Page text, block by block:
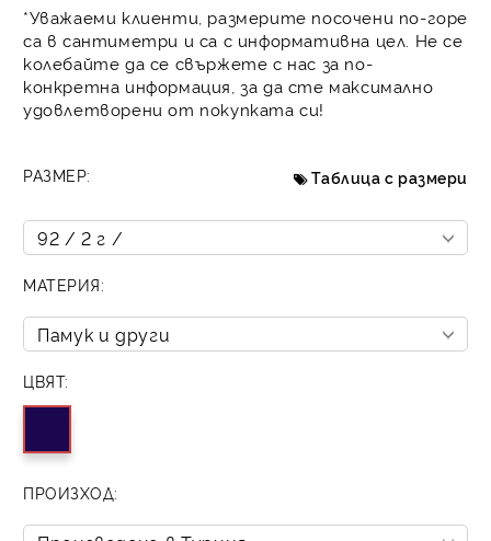
*Уважаеми клиенти, размерите посочени по-горе
са в сантиметри и са с информативна цел. Не се
колебайте да се свържете с нас за по-
конкретна информация, за да сте максимално
удовлетворени от покупката си!
РАЗМЕР: Таблица с размери
МАТЕРИЯ:
ЦВЯТ:
ПРОИЗХОД: